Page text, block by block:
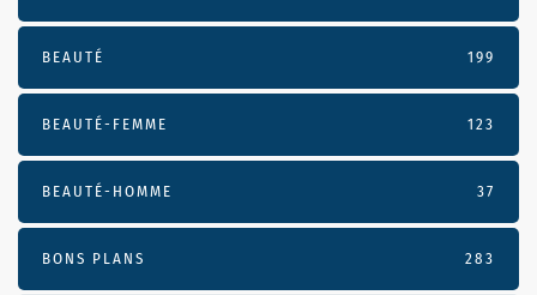
BEAUTÉ 199
BEAUTÉ-FEMME 123
BEAUTÉ-HOMME 37
BONS PLANS 283